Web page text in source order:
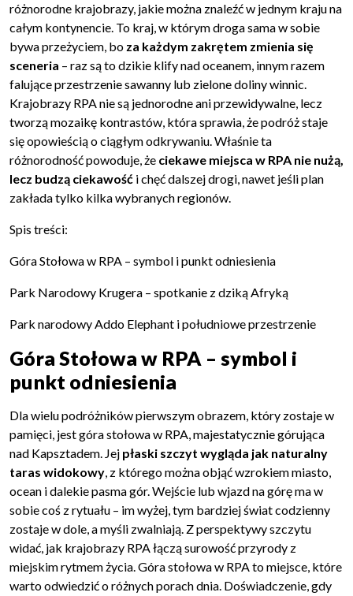
różnorodne krajobrazy, jakie można znaleźć w jednym kraju na
całym kontynencie. To kraj, w którym droga sama w sobie
bywa przeżyciem, bo za każdym zakrętem zmienia się
sceneria – raz są to dzikie klify nad oceanem, innym razem
falujące przestrzenie sawanny lub zielone doliny winnic.
Krajobrazy RPA nie są jednorodne ani przewidywalne, lecz
tworzą mozaikę kontrastów, która sprawia, że podróż staje
się opowieścią o ciągłym odkrywaniu. Właśnie ta
różnorodność powoduje, że ciekawe miejsca w RPA nie nużą,
lecz budzą ciekawość i chęć dalszej drogi, nawet jeśli plan
zakłada tylko kilka wybranych regionów.
Spis treści:
Góra Stołowa w RPA – symbol i punkt odniesienia
Park Narodowy Krugera – spotkanie z dziką Afryką
Park narodowy Addo Elephant i południowe przestrzenie
Góra Stołowa w RPA – symbol i
punkt odniesienia
Dla wielu podróżników pierwszym obrazem, który zostaje w
pamięci, jest góra stołowa w RPA, majestatycznie górująca
nad Kapsztadem. Jej płaski szczyt wygląda jak naturalny
taras widokowy, z którego można objąć wzrokiem miasto,
ocean i dalekie pasma gór. Wejście lub wjazd na górę ma w
sobie coś z rytuału – im wyżej, tym bardziej świat codzienny
zostaje w dole, a myśli zwalniają. Z perspektywy szczytu
widać, jak krajobrazy RPA łączą surowość przyrody z
miejskim rytmem życia. Góra stołowa w RPA to miejsce, które
warto odwiedzić o różnych porach dnia. Doświadczenie, gdy